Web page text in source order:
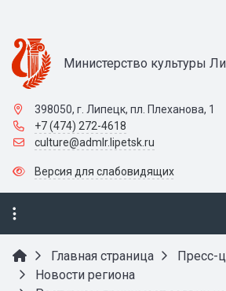
Министерство культуры
398050, г. Липецк, пл. Плеханова, 1
+7 (474) 272-4618
culture@admlr.lipetsk.ru
Версия для слабовидящих
Главная страница Пресс-
Новости региона